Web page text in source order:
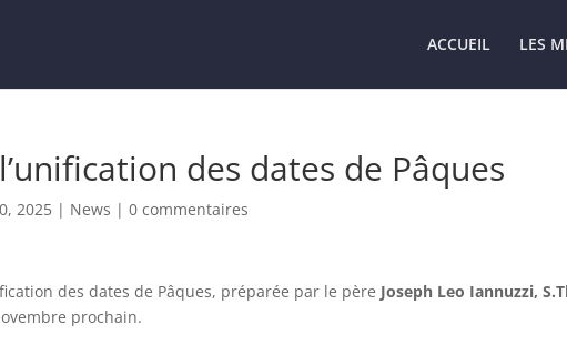
ACCUEIL LES
des dates de Pâques
2025 | News |0 commentaires
des dates de Pâques, préparée par le père Joseph Leo Iannuzzi,
prochain.